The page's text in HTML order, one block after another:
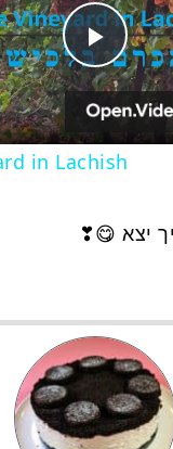
Play
in Lachish
יצא 😋❣